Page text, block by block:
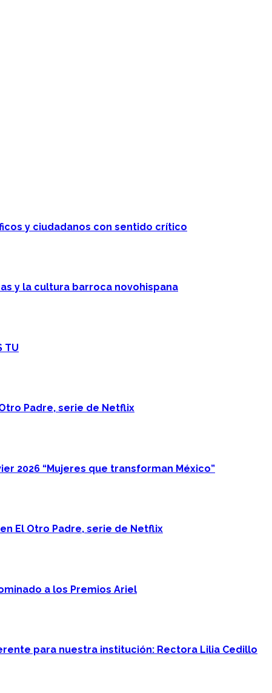
y ciudadanos con sentido crítico
y la cultura barroca novohispana
TU
Padre, serie de Netflix
2026 “Mujeres que transforman México”
El Otro Padre, serie de Netflix
a los Premios Ariel
para nuestra institución: Rectora Lilia Cedillo